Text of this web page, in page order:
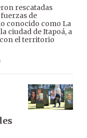
rescatadas
de
conocido como La
ciudad de Itapoá, a
el territorio